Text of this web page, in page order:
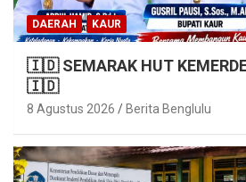
DAERAH KAUR
🇮🇩 SEMARAK HUT
🇮🇩
8 Agustus 2026 Berita Benglulu